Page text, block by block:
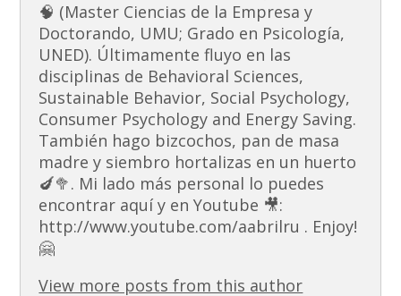
🧠 (Master Ciencias de la Empresa y
Doctorando, UMU; Grado en Psicología,
UNED). Últimamente fluyo en las
disciplinas de Behavioral Sciences,
Sustainable Behavior, Social Psychology,
Consumer Psychology and Energy Saving.
También hago bizcochos, pan de masa
madre y siembro hortalizas en un huerto
🍆🥦. Mi lado más personal lo puedes
encontrar aquí y en Youtube 🎥:
http://www.youtube.com/aabrilru . Enjoy!
🤗
View more posts from this author